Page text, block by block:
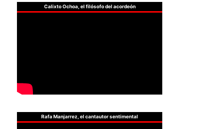
Calixto Ochoa, el filósofo del acordeón
Rafa Manjarrez, el cantautor sentimental